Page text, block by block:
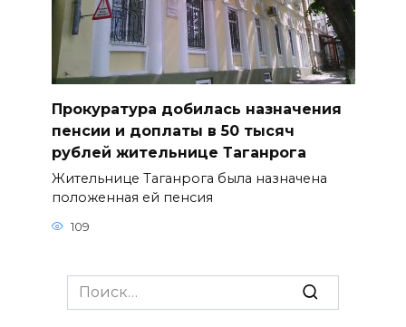
Прокуратура добилась назначения
пенсии и доплаты в 50 тысяч
рублей жительнице Таганрога
Жительнице Таганрога была назначена
положенная ей пенсия
109
Search
for: